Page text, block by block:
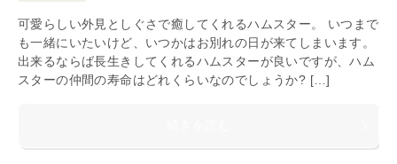
可愛らしい外見としぐさで癒してくれるハムスター。 いつまで
も一緒にいたいけど、いつかはお別れの日が来てしまいます。
出来るならば長生きしてくれるハムスターが良いですが、ハム
スターの仲間の寿命はどれくらいなのでしょうか? […]